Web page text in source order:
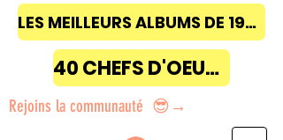
LES MEILLEURS ALBUMS DE 1968 à 2018
40 CHEFS D'OEUVRE
Rejoins la communauté 😎→